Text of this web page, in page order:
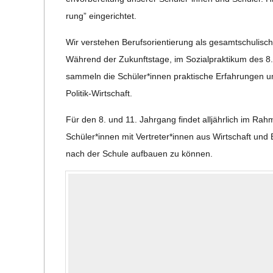
G
O
D
rung” eingerichtet.
Wir ver­ste­hen Berufs­ori­en­tie­rung als
Wäh­rend der Zukunfts­tage, im Sozi­al­prak­ti­kum des
sam­meln die Schüler*innen prak­ti­sche Erfah­run­gen
Politik-Wirtschaft.
Für den 8. und 11. Jahr­gang fin­det all­jähr­lich im
Schüler*innen mit Vertreter*innen aus Wirt­schaft
nach der Schule auf­bauen zu können.